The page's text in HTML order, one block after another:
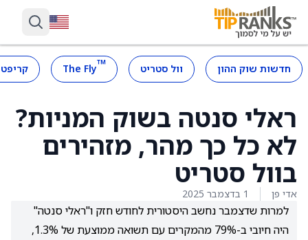
חדשות שוק ההון וול סטריט ™
The Fly
ראלי סנטה בשוק המניות?
לא כל כך מהר, מזהירים
בוול סטריט
אדי פן 1 בדצמבר 2025
למרות שדצמבר נחשב היסטורית לחודש חזק ו"ראלי סנטה"
היה חיובי ב-79% מהמקרים עם תשואה ממוצעת של 1.3%,